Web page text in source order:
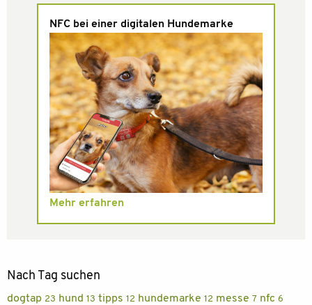
NFC bei einer digitalen Hundemarke
Mehr erfahren
Nach Tag suchen
dogtap 23 hund 13 tipps 12 hundemarke 12 messe 7 nfc 6